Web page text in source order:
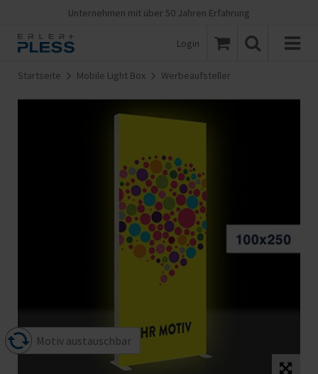
Unternehmen mit über 50 Jahren Erfahrung
Login
Startseite Mobile Light Box Werbeaufsteller
Motiv austauschbar